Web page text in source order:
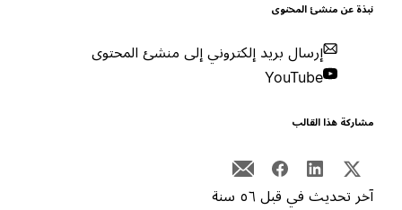
عن منشئ المحتوى
إرسال بريد إلكتروني إلى منشئ المحتوى
YouTube
هذا القالب
تحديث في قبل ٥٦ سنة